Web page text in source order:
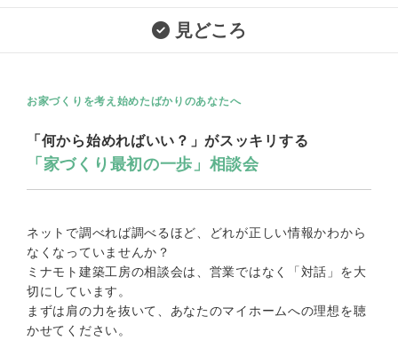
見どころ
お家づくりを考え始めたばかりのあなたへ
「何から始めればいい？」がスッキリする
「家づくり最初の一歩」相談会
ネットで調べれば調べるほど、どれが正しい情報かわから
なくなっていませんか？
ミナモト建築工房の相談会は、営業ではなく「対話」を大
切にしています。
まずは肩の力を抜いて、あなたのマイホームへの理想を聴
かせてください。